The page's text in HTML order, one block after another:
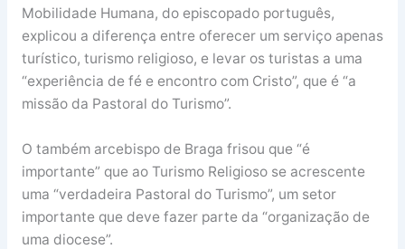
Mobilidade Humana, do episcopado português,
explicou a diferença entre oferecer um serviço apenas
turístico, turismo religioso, e levar os turistas a uma
“experiência de fé e encontro com Cristo”, que é “a
missão da Pastoral do Turismo”.
O também arcebispo de Braga frisou que “é
importante” que ao Turismo Religioso se acrescente
uma “verdadeira Pastoral do Turismo”, um setor
importante que deve fazer parte da “organização de
uma diocese”.